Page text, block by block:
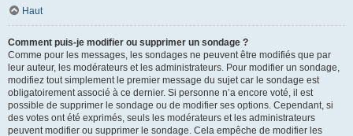
Haut
Comment puis-je modifier ou supprimer un sondage ?
Comme pour les messages, les sondages ne peuvent être modifiés que par
leur auteur, les modérateurs et les administrateurs. Pour modifier un sondage,
modifiez tout simplement le premier message du sujet car le sondage est
obligatoirement associé à ce dernier. Si personne n’a encore voté, il est
possible de supprimer le sondage ou de modifier ses options. Cependant, si
des votes ont été exprimés, seuls les modérateurs et les administrateurs
peuvent modifier ou supprimer le sondage. Cela empêche de modifier les